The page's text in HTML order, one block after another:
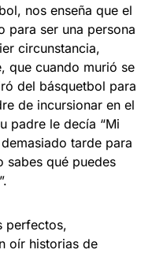
nos enseña que el
para ser una persona
circunstancia,
que cuando murió se
del básquetbol para
de incursionar en el
padre le decía “Mi
tarde para
sabes qué puedes
perfectos,
oír historias de